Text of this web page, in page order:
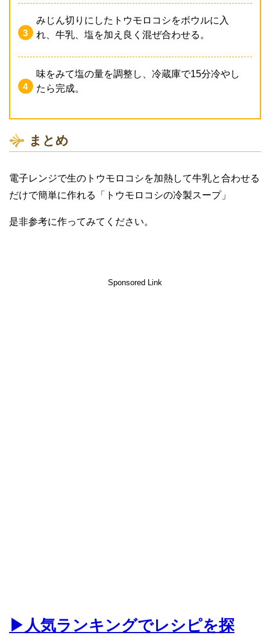
みじん切りにしたトウモロコシをボウルに入
れ、牛乳、塩を加え良く混ぜ合わせる。
味をみて塩の量を調整し、冷蔵庫で15分冷やし
たら完成。
まとめ
電子レンジで生のトウモロコシを加熱して牛乳と合わせる
だけで簡単に作れる「トウモロコシの冷製スープ」
是非参考に作ってみてください。
Sponsored Link
▶人気ランキングでレシピを探